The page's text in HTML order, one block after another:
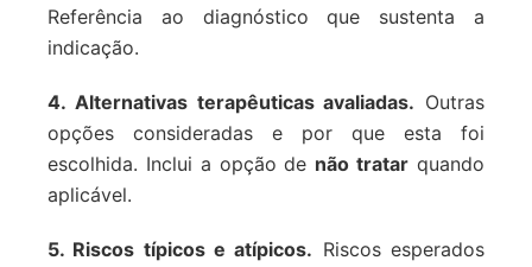
Referência ao diagnóstico que sustenta a
indicação.
4. Alternativas terapêuticas avaliadas. Outras
opções consideradas e por que esta foi
escolhida. Inclui a opção de não tratar quando
aplicável.
5. Riscos típicos e atípicos. Riscos esperados